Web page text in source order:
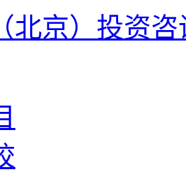
北京）投资